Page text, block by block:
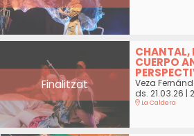
Finalitzat
CHANTAL,
CUERPO
Veza
ds. 21.03.26 |
La Caldera